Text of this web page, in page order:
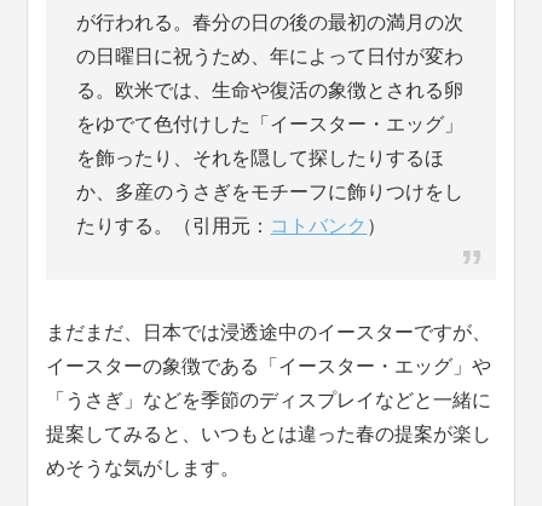
が行われる。春分の日の後の最初の満月の次
の日曜日に祝うため、年によって日付が変わ
る。欧米では、生命や復活の象徴とされる卵
をゆでて色付けした「イースター・エッグ」
を飾ったり、それを隠して探したりするほ
か、多産のうさぎをモチーフに飾りつけをし
たりする。（引用元： コトバンク ）
まだまだ、日本では浸透途中のイースターですが、
イースターの象徴である「イースター・エッグ」や
「うさぎ」などを季節のディスプレイなどと一緒に
提案してみると、いつもとは違った春の提案が楽し
めそうな気がします。